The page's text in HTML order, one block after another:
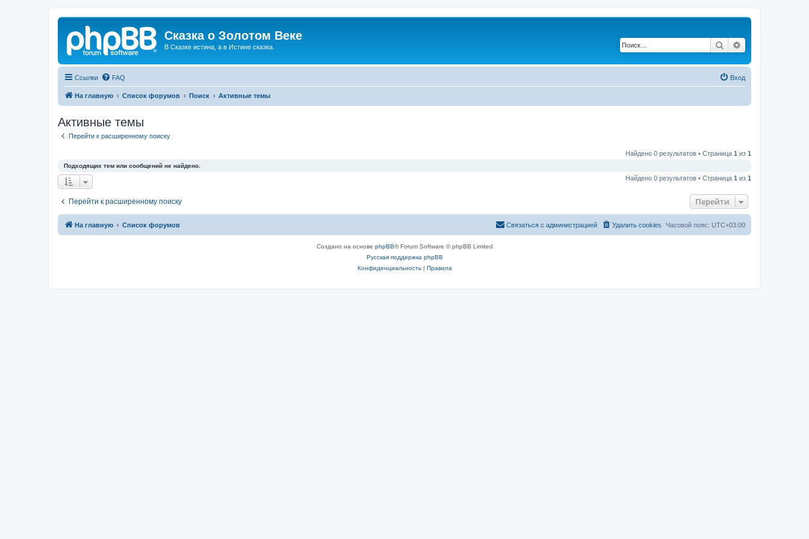
Сказка о Золотом Веке
В Сказке истина, а в Истине сказка. Поиск
Ссылки FAQ Вход
На главную Список форумов Поиск Активные темы
Активные темы
Перейти к расширенному поиску
Найдено 0 результатов • Страница 1 из 1
Подходящих тем или сообщений не найдено.
Найдено 0 результатов • Страница 1 из 1
Перейти к расширенному поиску Перейти
На главную Список форумов Часовой пояс: UTC+03:00
Удалить cookies
Связаться с администрацией
Создано на основе phpBB® Forum Software © phpBB Limited
Русская поддержка phpBB
Конфиденциальность| Правила